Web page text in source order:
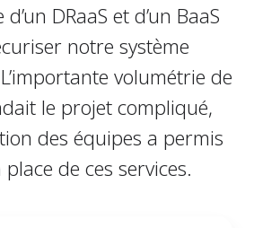
DRaaS et d’un BaaS
notre système
volumétrie de
le projet compliqué,
des équipes a permis
de ces services.